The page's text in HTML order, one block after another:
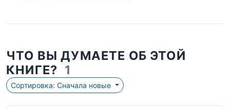
ЧТО ВЫ ДУМАЕТЕ ОБ ЭТОЙ
КНИГЕ? 1
Сортировка: Сначала новые